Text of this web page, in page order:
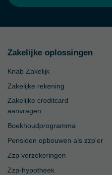
Zakelijke oplossingen
Knab Zakelijk
Zakelijke rekening
Zakelijke creditcard
aanvragen
Boekhoudprogramma
Pensioen opbouwen als zzp'er
Zzp verzekeringen
Zzp-hypotheek